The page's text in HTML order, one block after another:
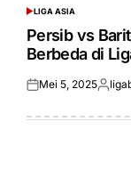
POSTED
IN
LIGA ASIA
Persib vs
Berbeda di
PostedMei 5, 2025Posted